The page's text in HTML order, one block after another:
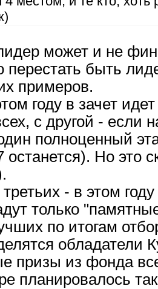
может и не
перестать быть
примеров.
году в зачет
с другой - если
полноценный
Но это
- в этом
только
по итогам
обладатели
призы из фонда
планировалось